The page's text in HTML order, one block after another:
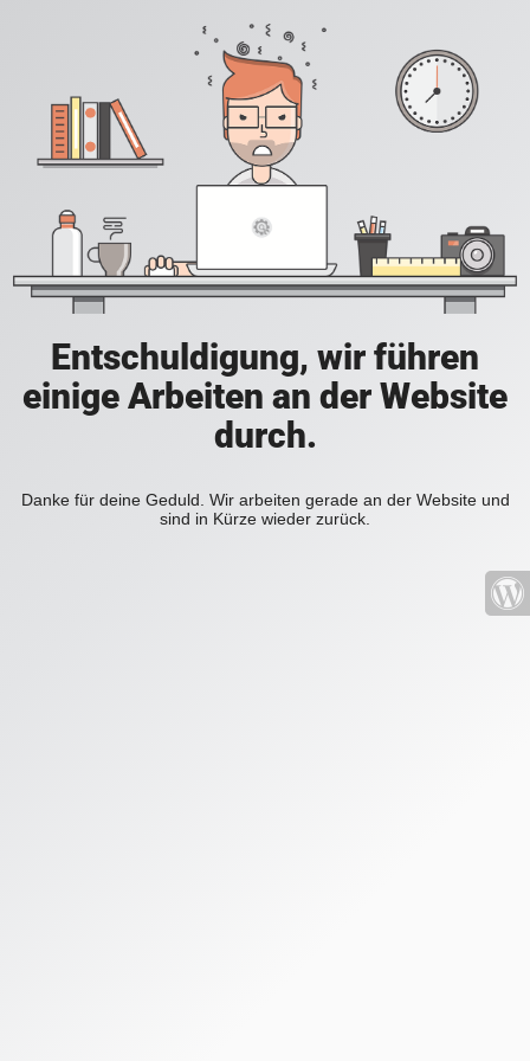
Entschuldigung, wir führen
einige Arbeiten an der Website
durch.
Danke für deine Geduld. Wir arbeiten gerade an der Website und
sind in Kürze wieder zurück.